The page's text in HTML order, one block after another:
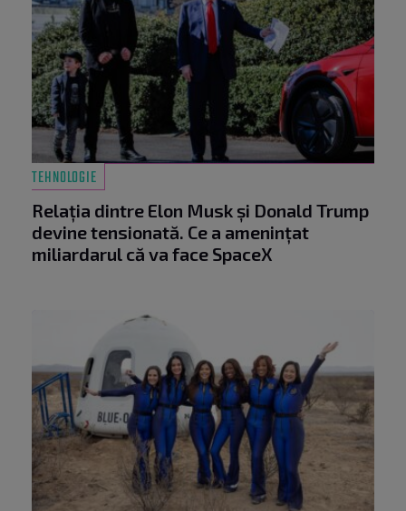
TEHNOLOGIE
Relația dintre Elon Musk și Donald Trump
devine tensionată. Ce a amenințat
miliardarul că va face SpaceX